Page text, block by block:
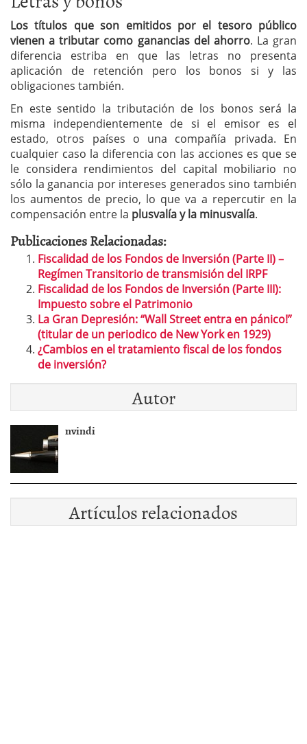
Los títulos que son emitidos por el tesoro público
vienen a tributar como ganancias del ahorro. La gran
diferencia estriba en que las letras no presenta
aplicación de retención pero los bonos si y las
obligaciones también.
En este sentido la tributación de los bonos será la
misma independientemente de si el emisor es el
estado, otros países o una compañía privada. En
cualquier caso la diferencia con las acciones es que se
le considera rendimientos del capital mobiliario no
sólo la ganancia por intereses generados sino también
los aumentos de precio, lo que va a repercutir en la
compensación entre la plusvalía y la minusvalía.
Publicaciones Relacionadas:
Fiscalidad de los Fondos de Inversión (Parte II) –
Regímen Transitorio de transmisión del IRPF
Fiscalidad de los Fondos de Inversión (Parte III):
Impuesto sobre el Patrimonio
La Gran Depresión: “Wall Street entra en pánico!”
(titular de un periodico de New York en 1929)
¿Cambios en el tratamiento fiscal de los fondos
de inversión?
Autor
nvindi
Artículos relacionados